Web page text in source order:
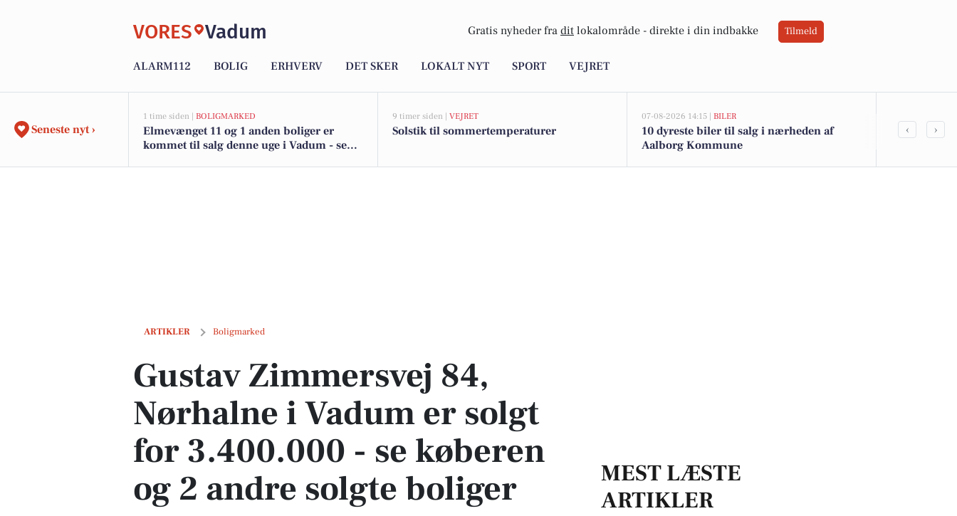
VORES Vadum Gratis nyheder fra dit lokalområde - direkte i din indbakke Tilmeld
ALARM112 BOLIG ERHVERV DET SKER LOKALT NYT SPORT VEJRET
Seneste nyt ›
1 time siden | BOLIGMARKED
Elmevænget 11 og 1 anden boliger er
kommet til salg denne uge i Vadum - se
9 timer siden | VEJRET
Solstik til sommertemperaturer
07-08-2026 14:15 | BILER
10 dyreste biler til salg i nærheden af
Aalborg Kommune
Ildløs i
‹ ›
ARTIKLER Boligmarked
Gustav Zimmersvej 84, Nørhalne i Vadum er solgt for 3.400.000 - se køberen og 2 andre solgte boliger
Gustav Zimmersvej 84,
Nørhalne i Vadum er solgt
for 3.400.000 - se køberen
og 2 andre solgte boliger
MEST LÆSTE
ARTIKLER